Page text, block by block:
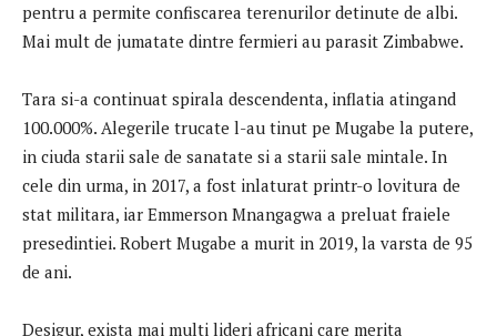
pentru a permite confiscarea terenurilor detinute de albi.
Mai mult de jumatate dintre fermieri au parasit Zimbabwe.
Tara si-a continuat spirala descendenta, inflatia atingand
100.000%. Alegerile trucate l-au tinut pe Mugabe la putere,
in ciuda starii sale de sanatate si a starii sale mintale. In
cele din urma, in 2017, a fost inlaturat printr-o lovitura de
stat militara, iar Emmerson Mnangagwa a preluat fraiele
presedintiei. Robert Mugabe a murit in 2019, la varsta de 95
de ani.
Desigur, exista mai multi lideri africani care merita